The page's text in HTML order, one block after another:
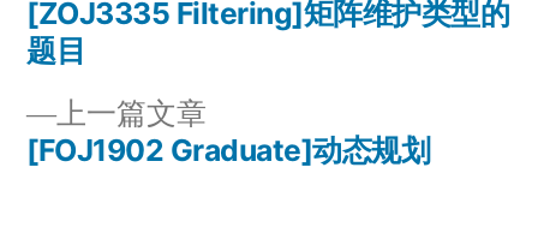
文
导
上一篇文章
一
[FOJ1902 Graduate]动态规划
一
[ZOJ3335 Filtering]矩阵维护类型的
题目